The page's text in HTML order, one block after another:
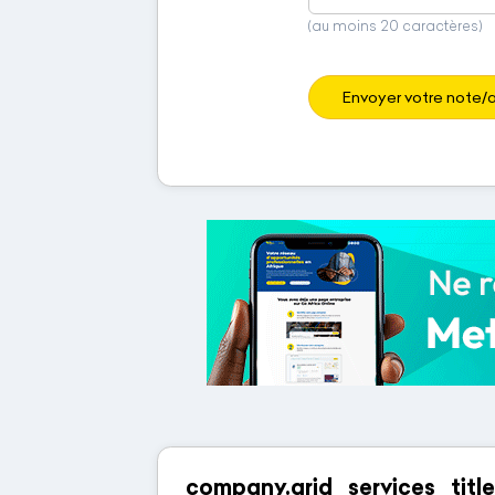
(au moins 20 caractères)
Envoyer votre note/
company.grid_services_title